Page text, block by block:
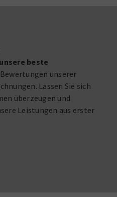
beste
unserer
Lassen Sie sich
überzeugen und
Leistungen aus erster